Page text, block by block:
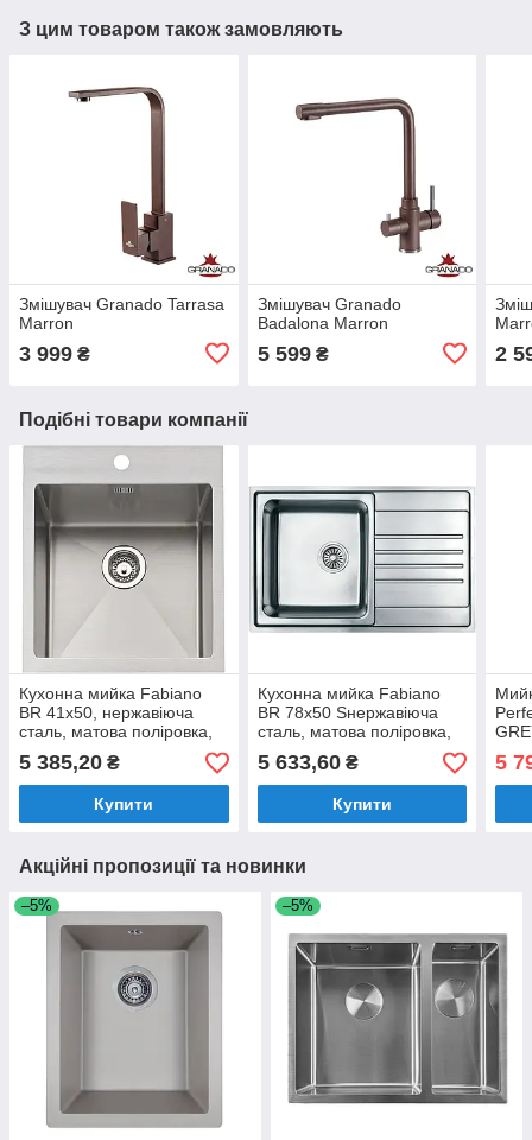
З цим товаром також замовляють
Змішувач Granado Tarrasa
Marron
3 999 ₴
Змішувач Granado
Badalona Marron
5 599₴ 2
Подібні товари компанії
Кухонна мийка Fabiano
BR 41x50, нержавіюча
сталь, матова поліровка,
одночашева без крила
(8213.401.0925)
5 385,20 ₴
Купити
Кухонна мийка Fabiano
BR 78x50 Sнержавіюча
сталь, матова поліровка,
одночашева з крилом
(8213.401.0013)
5 633,60₴
Купити
5
Акційні пропозиції та новинки
–5% –5%